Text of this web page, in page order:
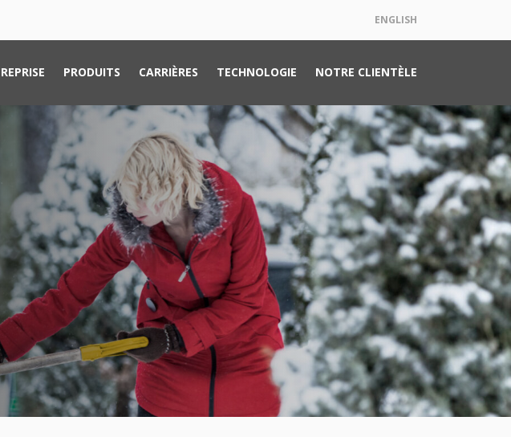
ENGLISH
PRODUITS CARRIÈRES TECHNOLOGIE NOTRE CLIENTÈLE